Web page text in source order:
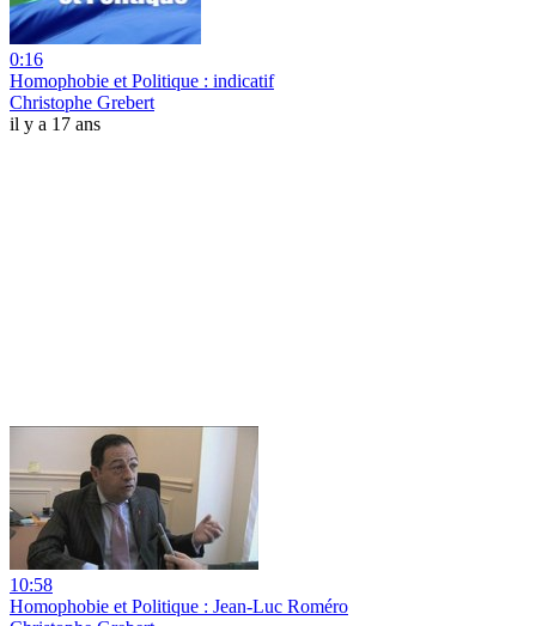
0:16
Homophobie et Politique : indicatif
Christophe Grebert
il y a 17 ans
10:58
Homophobie et Politique : Jean-Luc Roméro